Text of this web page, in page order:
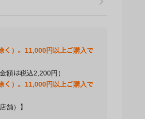
く）。11,000円以上ご購入で
額は税込2,200円）
く）。11,000円以上ご購入で
舗）】